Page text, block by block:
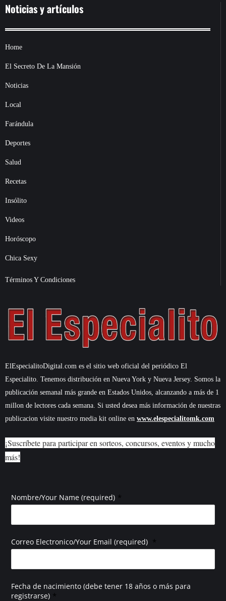
Noticias y artículos
Home
El Secreto De La Mansión
Noticias
Local
Farándula
Deportes
Salud
Recetas
Insólito
Videos
Horóscopo
Chica Sexy
Términos Y Condiciones
ElEspecialitoDigital.com es el sitio web oficial del periódico El
Especialito. Tenemos distribución en Nueva York y Nueva Jersey. Somos la
publicación semanal más grande en Estados Unidos, alcanzando a más de 1
millon de lectores cada semana. Si usted desea más información de nuestras
publicacion visite nuestro media kit online en www.elespecialitomk.com
¡Suscríbete para participar en sorteos, concursos, eventos y mucho
más!
Nombre/Your Name (required) *
Correo Electronico/Your Email (required) *
Fecha de nacimiento (debe tener 18 años o más para
registrarse) *